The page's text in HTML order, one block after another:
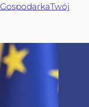
GospodarkaTwój